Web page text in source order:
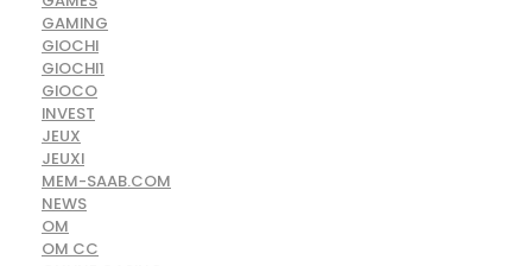
GAMING
GIOCHI
GIOCHI1
GIOCO
INVEST
JEUX
JEUXI
MEM-SAAB.COM
NEWS
OM
OM CC